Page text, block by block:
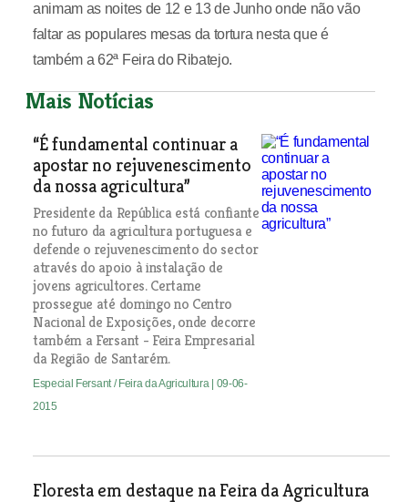
animam as noites de 12 e 13 de Junho onde não vão
faltar as populares mesas da tortura nesta que é
também a 62ª Feira do Ribatejo.
Mais Notícias
“É fundamental continuar a
apostar no rejuvenescimento
da nossa agricultura”
Presidente da República está confiante
no futuro da agricultura portuguesa e
defende o rejuvenescimento do sector
através do apoio à instalação de
jovens agricultores. Certame
prossegue até domingo no Centro
Nacional de Exposições, onde decorre
também a Fersant - Feira Empresarial
da Região de Santarém.
Especial Fersant / Feira da Agricultura | 09-06-
2015
Floresta em destaque na Feira da Agricultura